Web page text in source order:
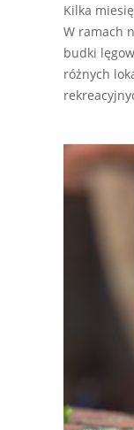
Kilka
W ramach
budki
różnych